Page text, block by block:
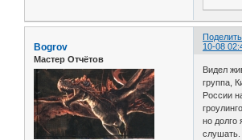
10-08
Bogrov
Мастер Отчётов
Видел
группа,
России
но долго
слушать.